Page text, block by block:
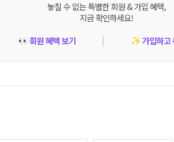
놓칠 수 없는 특별한 회원 & 가입 혜택,
지금 확인하세요!
👀회원 혜택 보기 ✨가입하고